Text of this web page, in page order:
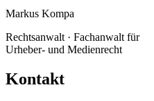
Markus Kompa
Rechtsanwalt · Fachanwalt für
Urheber- und Medienrecht
Kontakt